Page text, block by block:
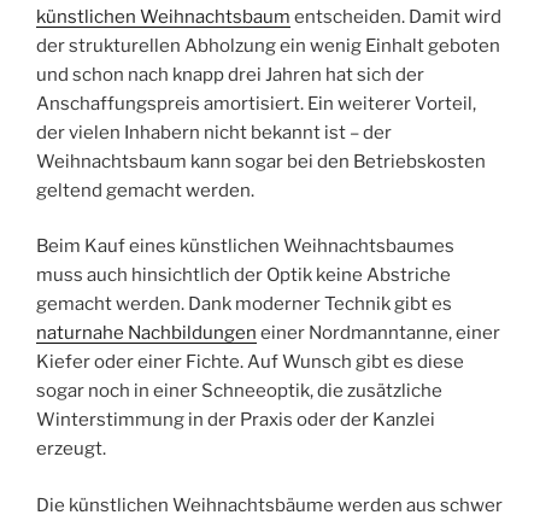
künstlichen Weihnachtsbaum entscheiden. Damit wird
der strukturellen Abholzung ein wenig Einhalt geboten
und schon nach knapp drei Jahren hat sich der
Anschaffungspreis amortisiert. Ein weiterer Vorteil,
der vielen Inhabern nicht bekannt ist – der
Weihnachtsbaum kann sogar bei den Betriebskosten
geltend gemacht werden.
Beim Kauf eines künstlichen Weihnachtsbaumes
muss auch hinsichtlich der Optik keine Abstriche
gemacht werden. Dank moderner Technik gibt es
naturnahe Nachbildungen einer Nordmanntanne, einer
Kiefer oder einer Fichte. Auf Wunsch gibt es diese
sogar noch in einer Schneeoptik, die zusätzliche
Winterstimmung in der Praxis oder der Kanzlei
erzeugt.
Die künstlichen Weihnachtsbäume werden aus schwer